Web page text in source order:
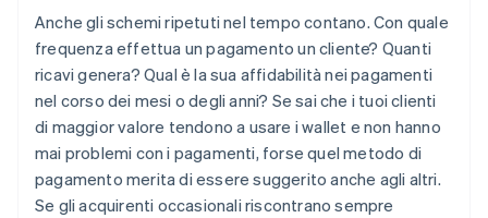
Anche gli schemi ripetuti nel tempo contano. Con quale
frequenza effettua un pagamento un cliente? Quanti
ricavi genera? Qual è la sua affidabilità nei pagamenti
nel corso dei mesi o degli anni? Se sai che i tuoi clienti
di maggior valore tendono a usare i wallet e non hanno
mai problemi con i pagamenti, forse quel metodo di
pagamento merita di essere suggerito anche agli altri.
Se gli acquirenti occasionali riscontrano sempre